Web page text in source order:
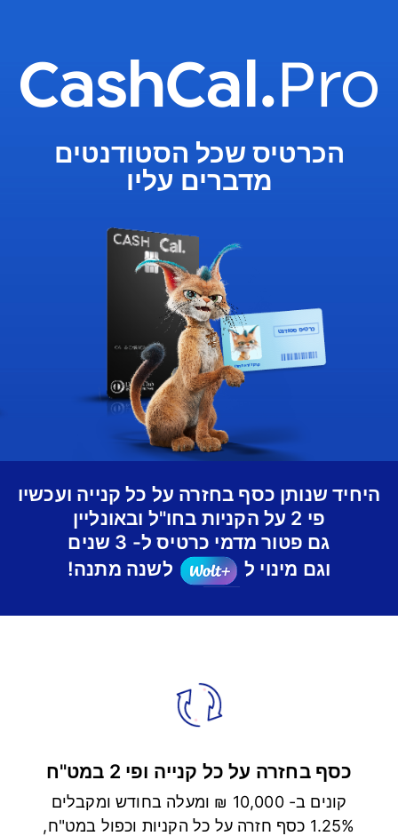
הכרטיס שכל הסטודנטים
מדברים עליו
היחיד שנותן כסף בחזרה על כל קנייה ועכשיו
פי 2 על הקניות בחו"ל ובאונליין
גם פטור מדמי כרטיס ל- 3 שנים
וגם מינוי ל
לשנה מתנה!
כסף בחזרה על כל קנייה ופי 2 במט"ח
קונים ב- 10,000 ₪ ומעלה בחודש ומקבלים
1.25% כסף חזרה על כל הקניות וכפול במט"ח,